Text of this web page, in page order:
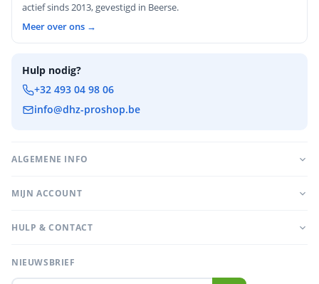
actief sinds 2013, gevestigd in Beerse.
Meer over ons →
Hulp nodig?
+32 493 04 98 06
info@dhz-proshop.be
ALGEMENE INFO
MIJN ACCOUNT
HULP & CONTACT
NIEUWSBRIEF